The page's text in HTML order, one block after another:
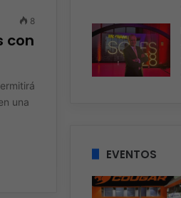
8
con
una
EVENTOS